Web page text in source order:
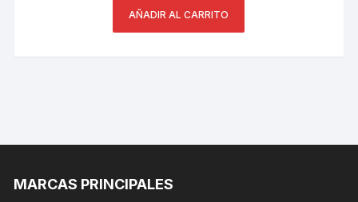
AÑADIR AL CARRITO
MARCAS PRINCIPALES